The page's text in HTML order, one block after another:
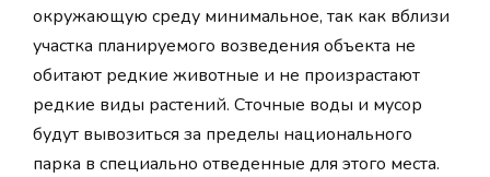
окружающую среду минимальное, так как вблизи
участка планируемого возведения объекта не
обитают редкие животные и не произрастают
редкие виды растений. Сточные воды и мусор
будут вывозиться за пределы национального
парка в специально отведенные для этого места.